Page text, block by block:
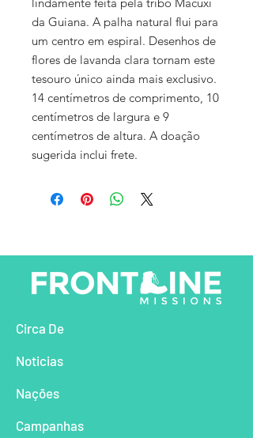
da Guiana. A palha natural flui para
um centro em espiral. Desenhos de
flores de lavanda clara tornam este
tesouro único ainda mais exclusivo.
14 centímetros de comprimento, 10
centímetros de largura e 9
centímetros de altura. A doação
sugerida inclui frete.
Circa De
Noticias
Nações
Campanhas